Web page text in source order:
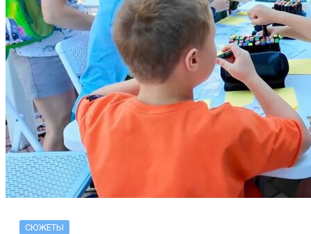
СЮЖЕТЫ